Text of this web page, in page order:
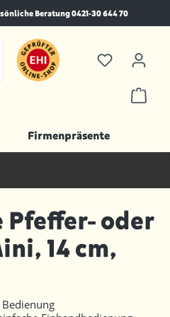
Beratung 0421-30 644 70
Firmenpräsente
Pfeffer- oder
14 cm,